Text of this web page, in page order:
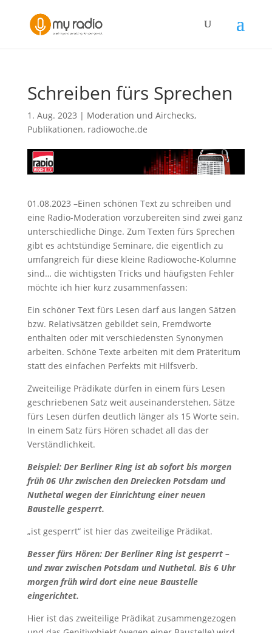
Schreiben fürs Sprechen
1. Aug. 2023 | Moderation und Airchecks,
Publikationen, radiowoche.de
01.08.2023 –Einen schönen Text zu schreiben und
eine Radio-Moderation vorzubereiten sind zwei ganz
unterschiedliche Dinge. Zum Texten fürs Sprechen
gibt es achtstündige Seminare, die eigentlich zu
umfangreich für diese kleine Radiowoche-Kolumne
sind… die wichtigsten Tricks und häufigsten Fehler
möchte ich hier kurz zusammenfassen:
Ein schöner Text fürs Lesen darf aus langen Sätzen
bzw. Relativsätzen gebildet sein, Fremdworte
enthalten oder mit verschiedensten Synonymen
arbeiten. Schöne Texte arbeiten mit dem Präteritum
statt des einfachen Perfekts mit Hilfsverb.
Zweiteilige Prädikate dürfen in einem fürs Lesen
geschriebenen Satz weit auseinanderstehen, Sätze
fürs Lesen dürfen deutlich länger als 15 Worte sein.
In einem Satz fürs Hören schadet all das der
Verständlichkeit.
Beispiel: Der Berliner Ring ist ab sofort bis morgen
früh 06 Uhr zwischen den Dreiecken Potsdam und
Nuthetal wegen der Einrichtung einer neuen
Baustelle gesperrt.
„ist gesperrt“ ist hier das zweiteilige Prädikat.
Besser fürs Hören: Der Berliner Ring ist gesperrt –
und zwar zwischen Potsdam und Nuthetal. Bis 6 Uhr
morgen früh wird dort eine neue Baustelle
eingerichtet.
Hier ist das zweiteilige Prädikat zusammengezogen